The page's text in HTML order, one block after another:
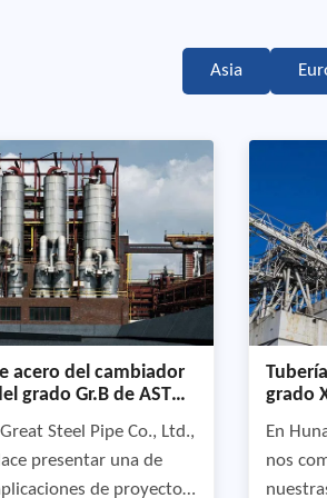
Asia
acero del cambiador
grado Gr.B de ASTM
Steel Pipe Co., Ltd.,
presentar una de
de proyectos
grado
En
nos